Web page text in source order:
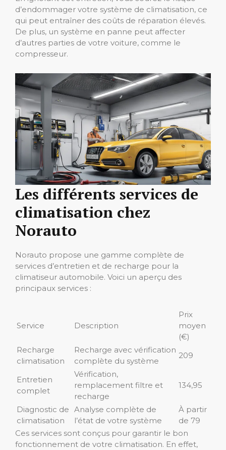
d’endommager votre système de climatisation, ce
qui peut entraîner des coûts de réparation élevés.
De plus, un système en panne peut affecter
d’autres parties de votre voiture, comme le
compresseur.
Les différents services de
climatisation chez
Norauto
Norauto propose une gamme complète de
services d’entretien et de recharge pour la
climatiseur automobile. Voici un aperçu des
principaux services :
Service Description
Prix
moyen
(€)
Recharge
climatisation
Recharge avec vérification
complète du système
209
Entretien
complet
Vérification,
remplacement filtre et
recharge
134,95
Diagnostic de
climatisation
Analyse complète de
l’état de votre système
À partir
de 79
Ces services sont conçus pour garantir le bon
fonctionnement de votre climatisation. En effet,